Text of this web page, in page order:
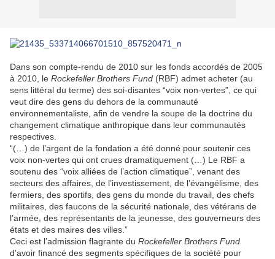
Dans son compte-rendu de 2010 sur les fonds accordés de 2005
à 2010, le Rockefeller Brothers Fund (RBF) admet acheter (au
sens littéral du terme) des soi-disantes “voix non-vertes”, ce qui
veut dire des gens du dehors de la communauté
environnementaliste, afin de vendre la soupe de la doctrine du
changement climatique anthropique dans leur communautés
respectives.
“(…) de l’argent de la fondation a été donné pour soutenir ces
voix non-vertes qui ont crues dramatiquement (…) Le RBF a
soutenu des “voix alliées de l’action climatique”, venant des
secteurs des affaires, de l’investissement, de l’évangélisme, des
fermiers, des sportifs, des gens du monde du travail, des chefs
militaires, des faucons de la sécurité nationale, des vétérans de
l’armée, des représentants de la jeunesse, des gouverneurs des
états et des maires des villes.”
Ceci est l’admission flagrante du Rockefeller Brothers Fund
d’avoir financé des segments spécifiques de la société pour